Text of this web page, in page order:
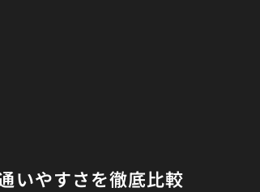
いやすさを徹底比較